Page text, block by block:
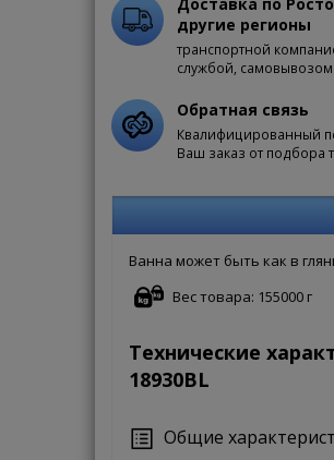
другие регионы
транспортной
службой, самовывозом
Обратная связь
Квалифицированный
Ваш заказ от подбора
Ванна может быть как в
Вес товара: 155000 г
Технические
18930BL
Общие